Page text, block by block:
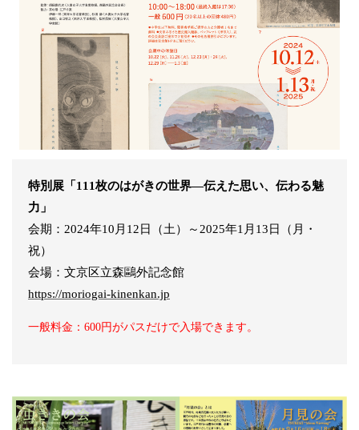
特別展「111枚のはがきの世界―伝えた思い、伝わる魅
力」
会期：2024年10月12日（土）～2025年1月13日（月・
祝）
会場：文京区立森鷗外記念館
https://moriogai-kinenkan.jp
一般料金：600円がパスだけで入場できます。